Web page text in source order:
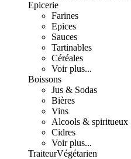
Epicerie
Farines
Epices
Sauces
Tartinables
Céréales
Voir plus...
Boissons
Jus & Sodas
Bières
Vins
Alcools & spiritueux
Cidres
Voir plus...
TraiteurVégétarien